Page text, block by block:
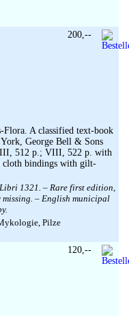
Flora. A classified text-book
George Bell & Sons
512 p.; VIII, 522 p. with
cloth bindings with gilt-
1321. – Rare first edition,
– English municipal
Pilze
200,--
120,--